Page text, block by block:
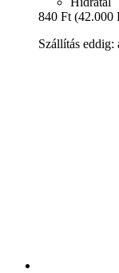
840 Ft (42.000
Szállítás eddig: